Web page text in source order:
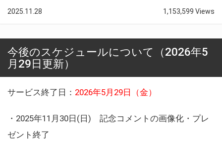
2025.11.28 1,153,599 Views
今後のスケジュールについて（2026年5
月29日更新）
サービス終了日： 2026年5月29日（金）
・2025年11月30日(日) 記念コメントの画像化・プレ
ゼント終了